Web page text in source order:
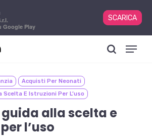
Menu
Acquisti Per Neonati
Scelta E Istruzioni Per L’uso
alla scelta e
l’uso
Google Play
SCARICA